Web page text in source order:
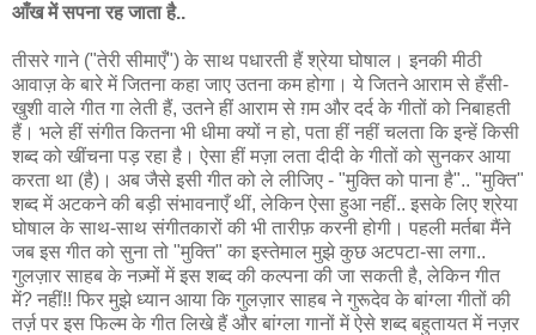
आँख में सपना रह जाता है..
तीसरे गाने ("तेरी सीमाएँ") के साथ पधारती हैं श्रेया घोषाल। इनकी मीठी
आवाज़ के बारे में जितना कहा जाए उतना कम होगा। ये जितने आराम से हँसी-
खुशी वाले गीत गा लेती हैं, उतने हीं आराम से ग़म और दर्द के गीतों को निबाहती
हैं। भले हीं संगीत कितना भी धीमा क्यों न हो, पता हीं नहीं चलता कि इन्हें किसी
शब्द को खींचना पड़ रहा है। ऐसा हीं मज़ा लता दीदी के गीतों को सुनकर आया
करता था (है)। अब जैसे इसी गीत को ले लीजिए - "मुक्ति को पाना है".. "मुक्ति"
शब्द में अटकने की बड़ी संभावनाएँ थीं, लेकिन ऐसा हुआ नहीं.. इसके लिए श्रेया
घोषाल के साथ-साथ संगीतकारों की भी तारीफ़ करनी होगी। पहली मर्तबा मैंने
जब इस गीत को सुना तो "मुक्ति" का इस्तेमाल मुझे कुछ अटपटा-सा लगा..
गुलज़ार साहब के नज़्मों में इस शब्द की कल्पना की जा सकती है, लेकिन गीत
में? नहीं!! फिर मुझे ध्यान आया कि गुलज़ार साहब ने गुरूदेव के बांग्ला गीतों की
तर्ज़ पर इस फिल्म के गीत लिखे हैं और बांग्ला गानों में ऐसे शब्द बहुतायत में नज़र